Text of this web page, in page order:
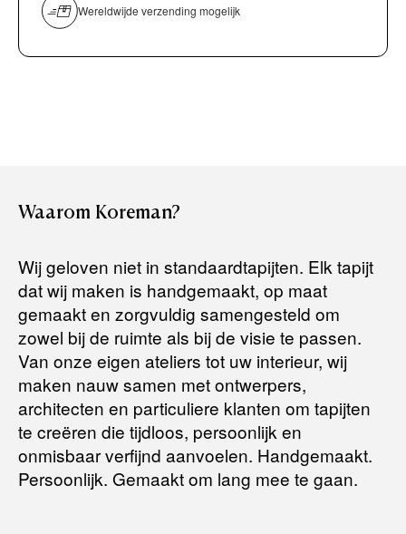
overmaken)
Bancontact / Mister Cash
aankoopbedrag zo snel mogelijk terug, maar uiterlijkbinnen 14
dagen na herroeping .
Voor meer informatie kunt u terecht op:
Terugbetalingsbeleid
Wereldwijde verzending mogelijk
Waarom Koreman?
Wij geloven niet in standaardtapijten. Elk tapijt
dat wij maken is handgemaakt, op maat
gemaakt en zorgvuldig samengesteld om
zowel bij de ruimte als bij de visie te passen.
Van onze eigen ateliers tot uw interieur, wij
maken nauw samen met ontwerpers,
architecten en particuliere klanten om tapijten
te creëren die tijdloos, persoonlijk en
onmisbaar verfijnd aanvoelen. Handgemaakt.
Persoonlijk. Gemaakt om lang mee te gaan.